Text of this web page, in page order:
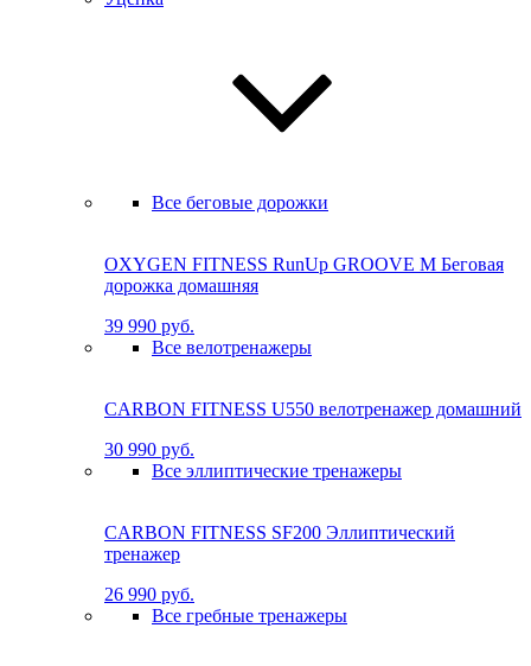
Все беговые дорожки
OXYGEN FITNESS RunUp GROOVE M Бе­го­вая
до­рож­ка до­маш­няя
39 990 руб.
Все велотренажеры
CARBON FITNESS U550 велотренажер домашний
30 990 руб.
Все эллиптические тренажеры
CARBON FITNESS SF200 Эллиптический
тренажер
26 990 руб.
Все гребные тренажеры